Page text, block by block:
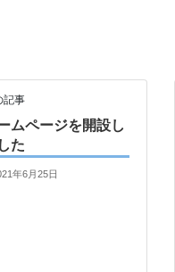
記事
ムページを開設し
た
年6月25日